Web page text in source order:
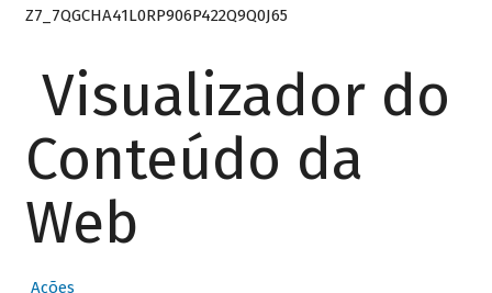
Z7_7QGCHA41L0RP906P422Q9Q0J65
Visualizador do
Conteúdo da
Web
Ações